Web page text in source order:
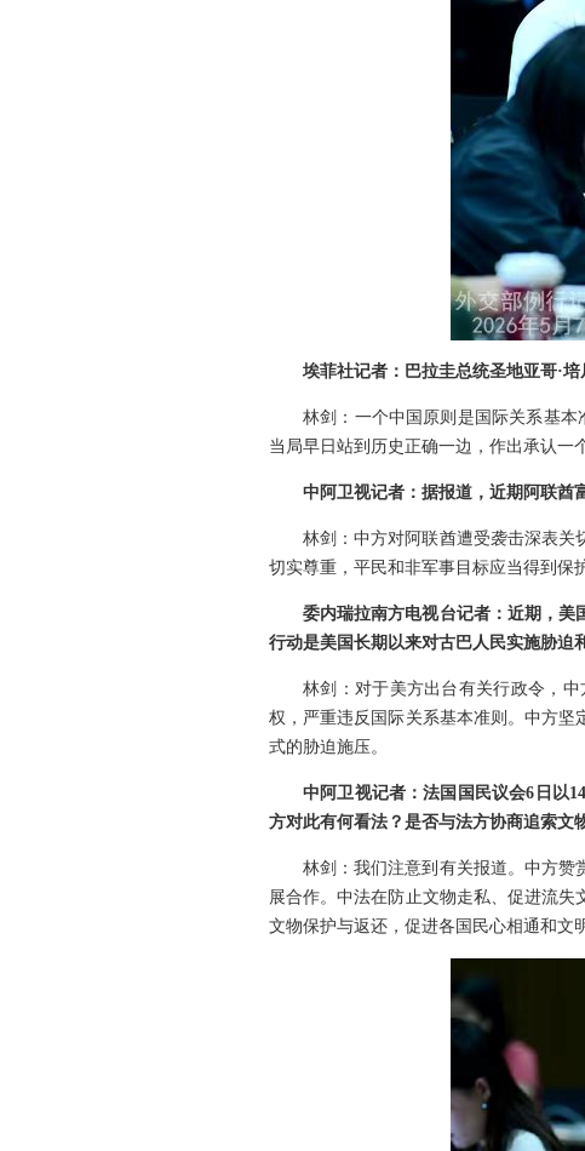
埃菲社记者：巴拉圭总统圣地亚哥·
林剑：一个中国原则是国际关系基
当局早日站到历史正确一边，作出承认一
中阿卫视记者：据报道，近期阿联酋
林剑：中方对阿联酋遭受袭击深表关
切实尊重，平民和非军事目标应当得到保
委内瑞拉南方电视台记者：近期，美
行动是美国长期以来对古巴人民实施胁迫
林剑：对于美方出台有关行政令，
权，严重违反国际关系基本准则。中方
式的胁迫施压。
中阿卫视记者：法国国民议会6日以
方对此有何看法？是否与法方协商追索文
林剑：我们注意到有关报道。中方赞
展合作。中法在防止文物走私、促进流
文物保护与返还，促进各国民心相通和文